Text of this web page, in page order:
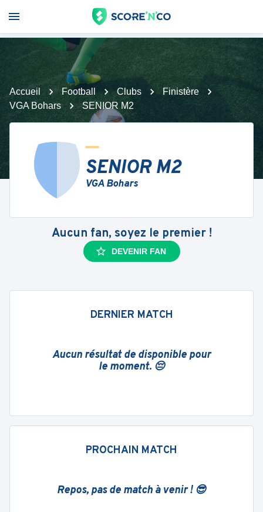
Accueil Football Clubs
Finistère
VGA Bohars
SENIOR M2
SENIOR M2
VGA Bohars
Aucun fan, soyez le premier !
DEVENIR FAN
DERNIER MATCH
Aucun résultat de disponible pour
le moment. 😔
PROCHAIN MATCH
Repos, pas de match à venir ! 😎